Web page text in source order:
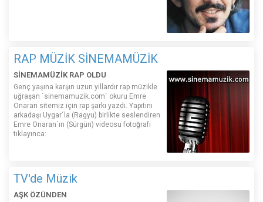
RAP MÜZİK SİNEMAMÜZİK
SİNEMAMÜZİK RAP OLDU
Genç yaşına karşın uzun yıllardır rap müzikle
uğraşan ´sinemamuzik.com´ okuru Emre
Onaran sitemiz için rap şarkı yazdı. Yapıtını
arkadaşı Uygar´la (Ragyu) birlikte seslendiren
Emre Onaran´ın (Sürgün) videosu fotoğrafı
tıklayınca:
TV'de Müzik
AŞK ÖZÜNDEN